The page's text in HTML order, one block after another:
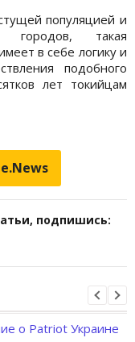
популяцией и
городов, такая
в себе логику и
подобного
лет токийцам
подпишись: